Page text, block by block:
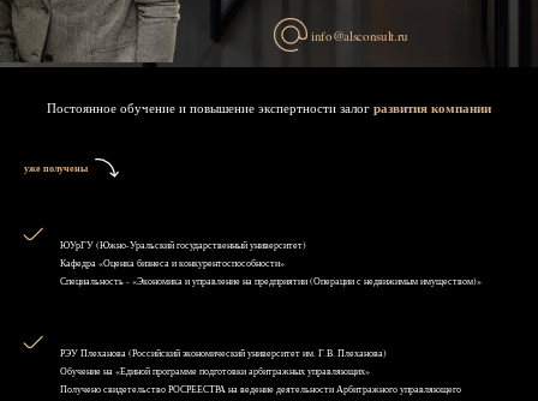
info@alsconsult.ru
Постоянное обучение и повышение экспертности залог развития компании
уже получены
ЮУрГУ (Южно-Уральский государственный университет)
Кафедра «Оценка бизнеса и конкурентоспособности»
Специальность - «Экономика и управление на предприятии (Операции с недвижимым имуществом)»
РЭУ Плеханова (Российский экономический университет им. Г.В. Плеханова)
Обучение на «Единой программе подготовки арбитражных управляющих»
Получено свидетельство РОСРЕЕСТРА на ведение деятельности Арбитражного управляющего